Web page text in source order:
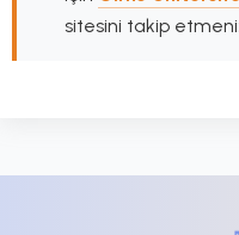
sitesini takip